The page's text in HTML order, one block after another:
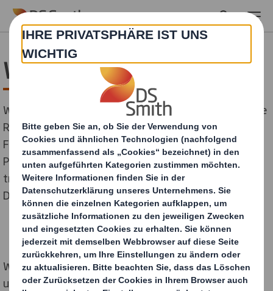
Skip to main content
Wasserbewirtschaftung
Wasser spielt in unserem Geschäft eine entscheidende
Rolle, insbesondere bei der Papierherstellung. Die
Fasern werden mit Hilfe von Wasser durch den
Produktionsprozess vom Zellstoff bis zum Papier
transportiert, und anschließend wird überhitzter
Dampf zum Trocknen des Papiers verwendet.
Wasser wird auch zur Verdünnung von Stärke in
unseren Wellpappenfabriken verwendet, die dann